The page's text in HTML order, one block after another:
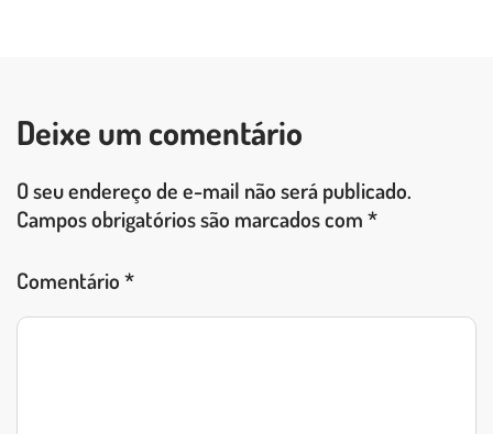
Deixe um comentário
O seu endereço de e-mail não será publicado.
Campos obrigatórios são marcados com*
Comentário*